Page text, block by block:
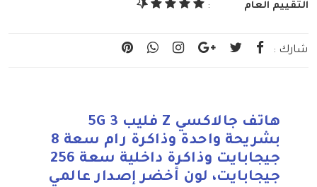
التقييم العام :
شارك :
هاتف جالاكسي Z فليب 3 5G
بشريحة واحدة وذاكرة رام سعة 8
جيجابايت وذاكرة داخلية سعة 256
جيجابايت، لون أخضر إصدار عالمي